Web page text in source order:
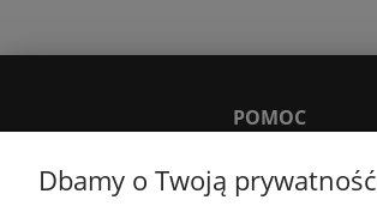
POMOC
MOJE KONTO
Dbamy o Twoją prywatność